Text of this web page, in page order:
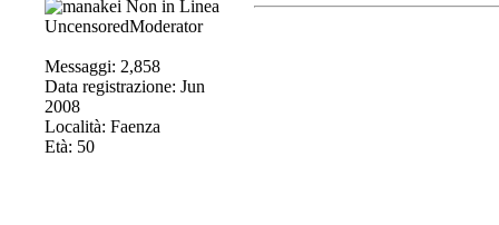
UncensoredModerator
Messaggi: 2,858
Data registrazione: Jun
2008
Località: Faenza
Età: 50